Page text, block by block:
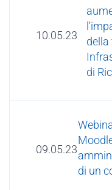
10.05.23
della
di
09.05.23
di un